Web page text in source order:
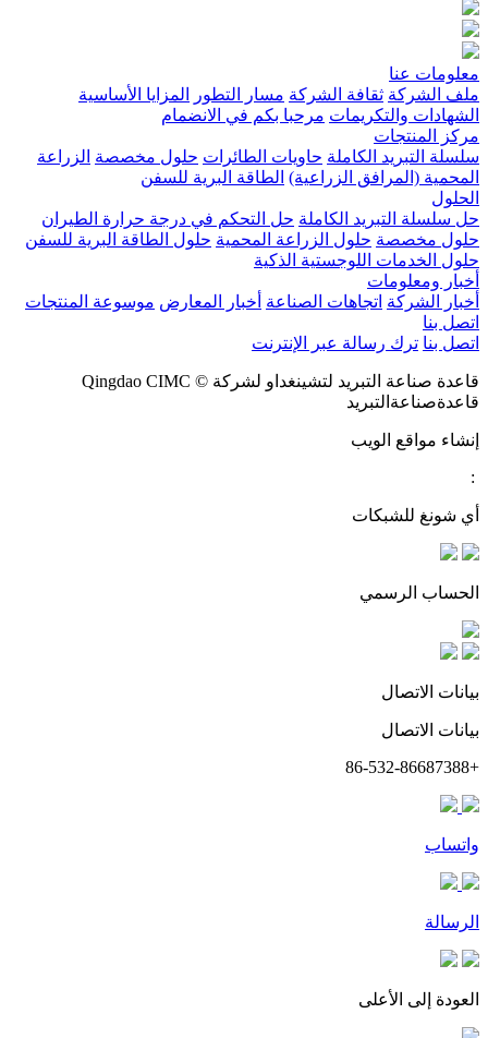
معلومات عنا
ملف الشركة ثقافة الشركة مسار التطور
المزايا الأساسية
الشهادات والتكريمات مرحبا بكم في الانضمام
مركز المنتجات
سلسلة التبريد الكاملة حاويات الطائرات حلول مخصصة الزراعة
المحمية (المرافق الزراعية) الطاقة البرية للسفن
الحلول
حل سلسلة التبريد الكاملة حل التحكم في درجة حرارة الطيران
حلول مخصصة حلول الزراعة المحمية حلول الطاقة البرية للسفن
حلول الخدمات اللوجستية الذكية
أخبار ومعلومات
أخبار الشركة اتجاهات الصناعة أخبار المعارض موسوعة المنتجات
اتصل بنا
اتصل بنا ترك رسالة عبر الإنترنت
قاعدة صناعة التبريد لتشينغداو لشركة © Qingdao CIMC
قاعدةصناعةالتبريد
إنشاء مواقع الويب
:
أي شونغ للشبكات
الحساب الرسمي
بيانات الاتصال
بيانات الاتصال
+86-532-86687388
واتساب
الرسالة
العودة إلى الأعلى